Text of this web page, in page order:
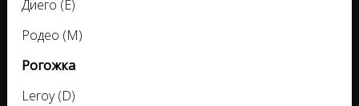
Диего (E)
Родео (M)
Рогожка
Leroy (D)